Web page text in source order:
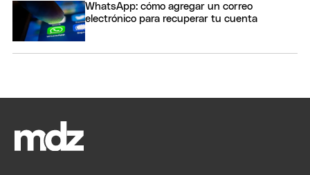
WhatsApp: cómo agregar un correo
electrónico para recuperar tu cuenta